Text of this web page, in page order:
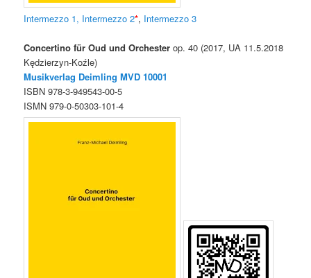
Intermezzo 1, Intermezzo 2*, Intermezzo 3
Concertino für Oud und Orchester op. 40 (2017, UA 11.5.2018
Kędzierzyn-Koźle)
Musikverlag Deimling MVD 10001
ISBN 978-3-949543-00-5
ISMN 979-0-50303-101-4